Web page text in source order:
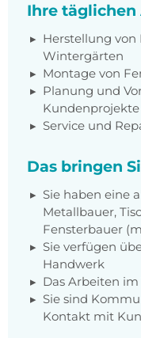
Ihre täglichen
Herstellung von
Wintergärten
Montage von
Planung und
Kundenprojekte
Service und
Das bringen
Sie haben eine
Metallbauer,
Fensterbauer
Sie verfügen
Handwerk
Das Arbeiten
Sie sind
Kontakt mit